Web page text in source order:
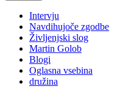
Intervju
Navdihujoče zgodbe
Življenjski slog
Martin Golob
Blogi
Oglasna vsebina
družina